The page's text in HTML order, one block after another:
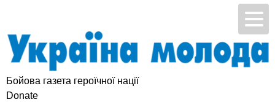
Бойова газета героїчної нації
Підтримай УМ